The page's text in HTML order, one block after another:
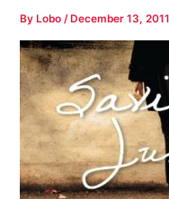
By Lobo/ December 13, 2011